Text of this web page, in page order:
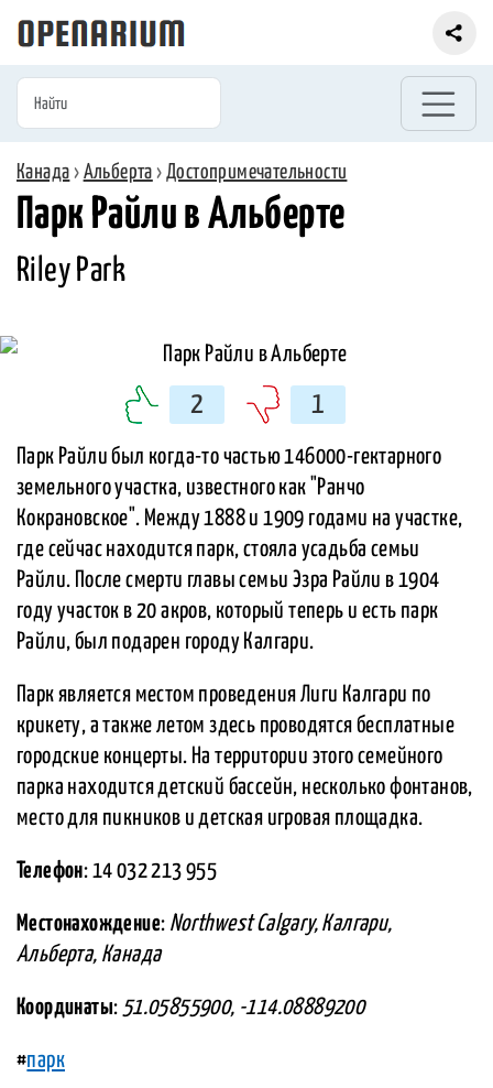
Канада › Альберта ›Достопримечательности
Парк Райли в Альберте
Riley Park
2 1
Парк Райли был когда-то частью 146000-гектарного
земельного участка, известного как "Ранчо
Кокрановское". Между 1888 и 1909 годами на участке,
где сейчас находится парк, стояла усадьба семьи
Райли. После смерти главы семьи Эзра Райли в 1904
году участок в 20 акров, который теперь и есть парк
Райли, был подарен городу Калгари.
Парк является местом проведения Лиги Калгари по
крикету, а также летом здесь проводятся бесплатные
городские концерты. На территории этого семейного
парка находится детский бассейн, несколько фонтанов,
место для пикников и детская игровая площадка.
Телефон: 14 032 213 955
Местонахождение: Northwest Calgary, Калгари,
Альберта, Канада
Координаты: 51.05855900, -114.08889200
#парк